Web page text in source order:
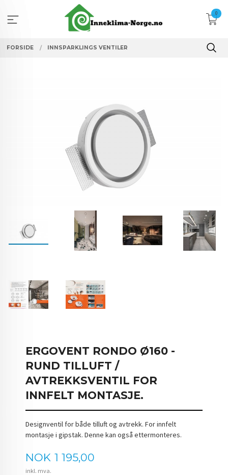
innholdet
0
FORSIDE INNSPARKLINGS VENTILER
ERGOVENT RONDO Ø160 -
RUND TILLUFT /
AVTREKKSVENTIL FOR
INNFELT MONTASJE.
Designventil for både tilluft og avtrekk. For innfelt
montasje i gipstak. Denne kan også ettermonteres.
Pris
NOK 1 195,00
inkl. mva.